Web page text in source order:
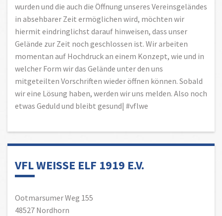
wurden und die auch die Öffnung unseres Vereinsgeländes
in absehbarer Zeit ermöglichen wird, möchten wir
hiermit eindringlichst darauf hinweisen, dass unser
Gelände zur Zeit noch geschlossen ist. Wir arbeiten
momentan auf Hochdruck an einem Konzept, wie und in
welcher Form wir das Gelände unter den uns
mitgeteilten Vorschriften wieder öffnen können. Sobald
wir eine Lösung haben, werden wir uns melden. Also noch
etwas Geduld und bleibt gesund| #vflwe
VFL WEISSE ELF 1919 E.V.
Ootmarsumer Weg 155
48527 Nordhorn